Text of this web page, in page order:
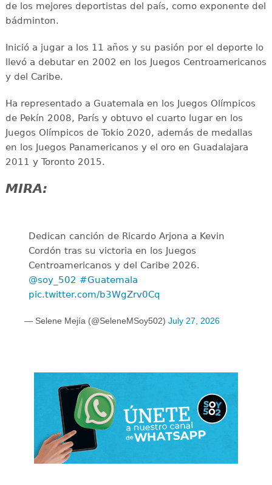
de los mejores deportistas del país, como exponente del
bádminton.
Inició a jugar a los 11 años y su pasión por el deporte lo
llevó a debutar en 2002 en los Juegos Centroamericanos
y del Caribe.
Ha representado a Guatemala en los Juegos Olímpicos
de Pekín 2008, París y obtuvo el cuarto lugar en los
Juegos Olímpicos de Tokio 2020, además de medallas
en los Juegos Panamericanos y el oro en Guadalajara
2011 y Toronto 2015.
MIRA:
Dedican canción de Ricardo Arjona a Kevin
Cordón tras su victoria en los Juegos
Centroamericanos y del Caribe 2026.
@soy_502 #Guatemala
pic.twitter.com/b3WgZrv0Cq
— Selene Mejía (@SeleneMSoy502) July 27, 2026